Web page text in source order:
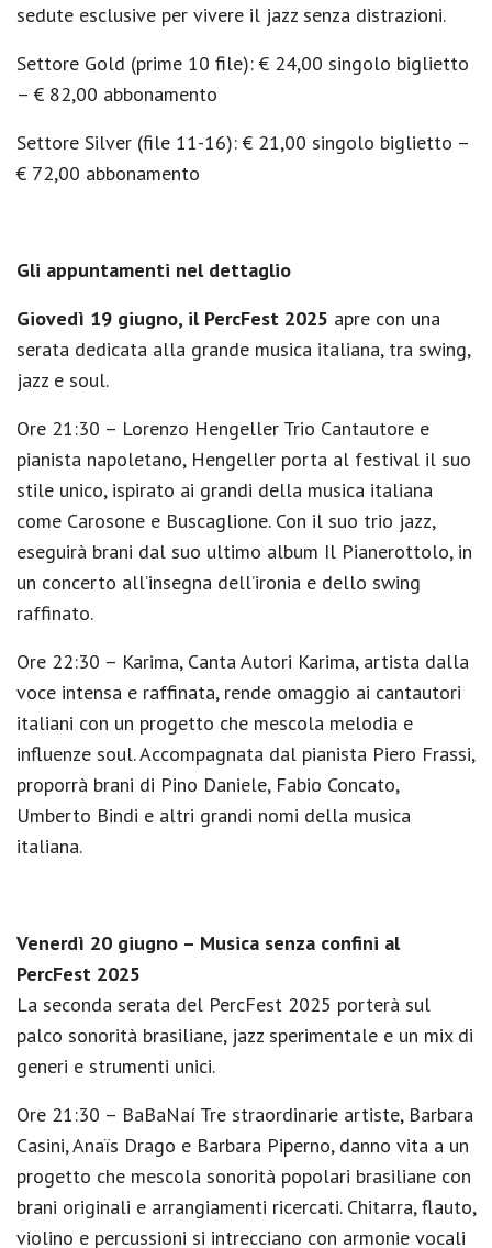
sedute esclusive per vivere il jazz senza distrazioni.
Settore Gold (prime 10 file): € 24,00 singolo biglietto
– € 82,00 abbonamento
Settore Silver (file 11-16): € 21,00 singolo biglietto –
€ 72,00 abbonamento
Gli appuntamenti nel dettaglio
Giovedì 19 giugno, il PercFest 2025 apre con una
serata dedicata alla grande musica italiana, tra swing,
jazz e soul.
Ore 21:30 – Lorenzo Hengeller Trio Cantautore e
pianista napoletano, Hengeller porta al festival il suo
stile unico, ispirato ai grandi della musica italiana
come Carosone e Buscaglione. Con il suo trio jazz,
eseguirà brani dal suo ultimo album Il Pianerottolo, in
un concerto all’insegna dell’ironia e dello swing
raffinato.
Ore 22:30 – Karima, Canta Autori Karima, artista dalla
voce intensa e raffinata, rende omaggio ai cantautori
italiani con un progetto che mescola melodia e
influenze soul. Accompagnata dal pianista Piero Frassi,
proporrà brani di Pino Daniele, Fabio Concato,
Umberto Bindi e altri grandi nomi della musica
italiana.
Venerdì 20 giugno – Musica senza confini al
PercFest 2025
La seconda serata del PercFest 2025 porterà sul
palco sonorità brasiliane, jazz sperimentale e un mix di
generi e strumenti unici.
Ore 21:30 – BaBaNaí Tre straordinarie artiste, Barbara
Casini, Anaïs Drago e Barbara Piperno, danno vita a un
progetto che mescola sonorità popolari brasiliane con
brani originali e arrangiamenti ricercati. Chitarra, flauto,
violino e percussioni si intrecciano con armonie vocali